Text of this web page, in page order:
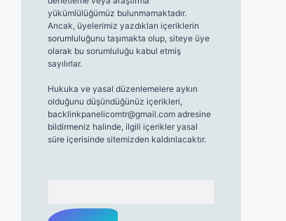
yükümlülüğümüz bulunmamaktadır.
Ancak, üyelerimiz yazdıkları içeriklerin
sorumluluğunu taşımakta olup, siteye üye
olarak bu sorumluluğu kabul etmiş
sayılırlar.
Hukuka ve yasal düzenlemelere aykırı
olduğunu düşündüğünüz içerikleri,
backlinkpanelicomtr@gmail.comadresine
bildirmeniz halinde, ilgili içerikler yasal
süre içerisinde sitemizden kaldırılacaktır.